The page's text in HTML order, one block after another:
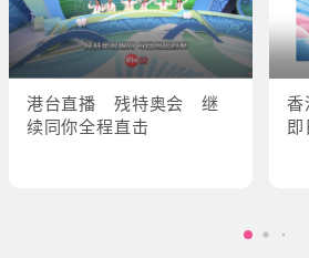
港台直播 残特奥会 继
续同你全程直击
香